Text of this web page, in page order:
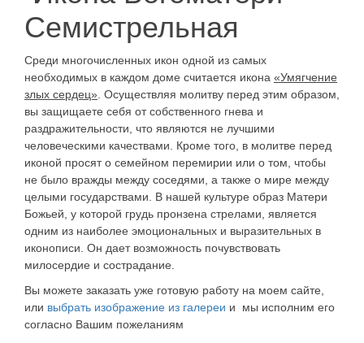
Семистрельная
Среди многочисленных икон одной из самых
необходимых в каждом доме считается икона «Умягчение
злых сердец» . Осуществляя молитву перед этим образом,
вы защищаете себя от собственного гнева и
раздражительности, что являются не лучшими
человеческими качествами. Кроме того, в молитве перед
иконой просят о семейном перемирии или о том, чтобы
не было вражды между соседями, а также о мире между
целыми государствами. В нашей культуре образ Матери
Божьей, у которой грудь пронзена стрелами, является
одним из наиболее эмоциональных и выразительных в
иконописи. Он дает возможность почувствовать
милосердие и сострадание.
Вы можете заказать уже готовую работу на моем сайте,
или выбрать изображение из галереи и мы исполним его
согласно Вашим пожеланиям